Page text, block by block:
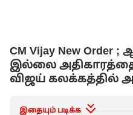
CM Vijay New Order
இல்லை
விஜய் கலக்கத்தில்
இதையும் படிக்க